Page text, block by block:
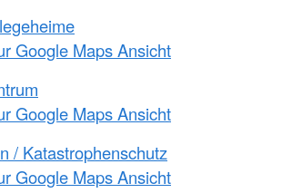
Google Maps Ansicht
Google Maps Ansicht
/ Katastrophenschutz
Google Maps Ansicht